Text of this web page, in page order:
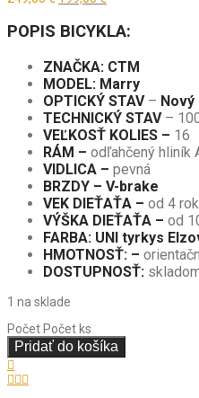
bola:
249,00 €.
je:
199,00 €.
POPIS BICYKLA:
ZNAČKA: CTM
MODEL: Marry
OPTICKÝ STAV– Nový
TECHNICKÝ STAV–
VEĽKOSŤ KOLIES – 16
RÁM – odľahčený hliník
VIDLICA – pevná
BRZDY – V-brake
VEK DIEŤAŤA – od 4
VÝŠKA DIEŤAŤA – od
FARBA: UNI tyrkys
HMOTNOSŤ: –
DOSTUPNOSŤ:
1 na sklade
Počet Počet ks
Pridať do košíka